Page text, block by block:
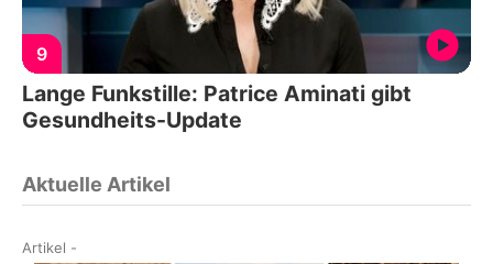
9
Lange Funkstille: Patrice Aminati gibt
Gesundheits-Update
Aktuelle Artikel
Artikel -